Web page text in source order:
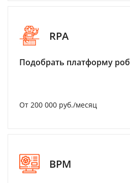
RPA
Подобрать платформу
От 200 000 руб./месяц
BPM